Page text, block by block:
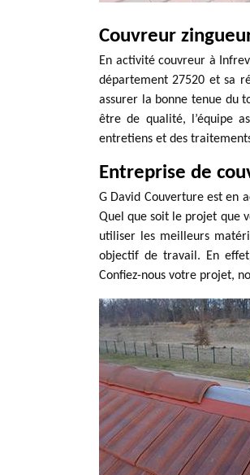
Couvreur
En activité couvreur à
département 27520 et sa
assurer la bonne tenue du
être de qualité, l’équipe
entretiens et des
Entreprise de
G David Couverture est en
Quel que soit le projet que
utiliser les meilleurs
objectif de travail. En
Confiez-nous votre projet,